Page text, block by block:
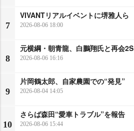
7
VIVANTリアルイベントに堺雅人ら
2026-08-06 18:00
8
元横綱・朝青龍、白鵬翔氏と再会2S
2026-08-06 16:16
9
片岡鶴太郎、自家農園での“発見”
2026-08-04 14:05
10
さらば森田“愛車トラブル”を報告
2026-08-06 15:44